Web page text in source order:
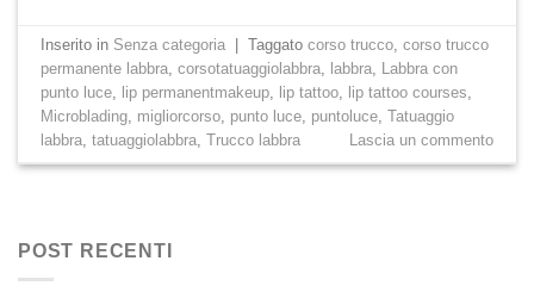
Inserito in Senza categoria Taggatocorso trucco ,corso trucco
permanente labbra ,corsotatuaggiolabbra labbra
Labbra con
punto luce
lip permanentmakeup lip tattoo lip tattoo courses
Microblading migliorcorso punto luce puntoluce ,Tatuaggio
labbra ,tatuaggiolabbra ,Trucco labbra Lascia un commento
POST RECENTI